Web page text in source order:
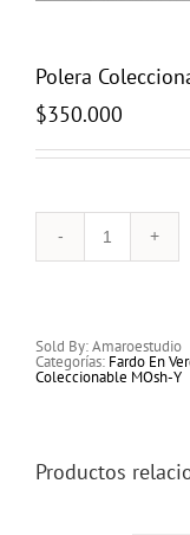
Polera
$350.000
Polera
Coleccionable
Sold By: Amaroestudio
Categorías: Fardo En
Coleccionable MOsh-Y
Productos